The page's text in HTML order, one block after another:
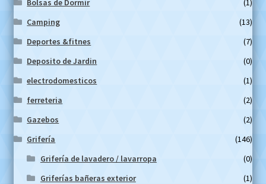
Camping
(13)
Deportes &fitnes
(7)
Deposito de Jardin
(0)
electrodomesticos
(1)
ferreteria
(2)
Gazebos
(2)
Grifería
(146)
Grifería de lavadero / lavarropa
(0)
Griferías bañeras exterior
(1)